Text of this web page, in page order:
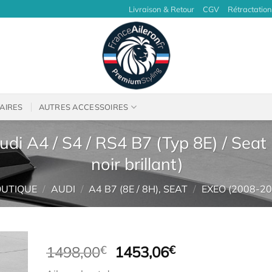
Livraison & Retour CGV Rétractation
AUTRES ACCESSOIRES
A4 / S4 / RS4 B7 (Typ 8E) /
noir brillant)
/ AUDI / A4 B7 (8E / 8H), SEAT / EXEO (2008-
1498,00€
Le
1453,06€Le